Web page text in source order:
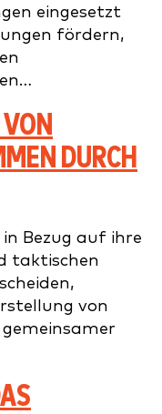
eingesetzt
fördern,
DURCH
Bezug auf ihre
taktischen
von
gemeinsamer